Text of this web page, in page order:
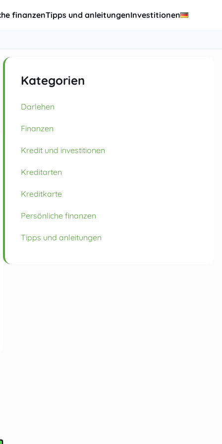
finanzenTipps und anleitungenInvestitionen
Kategorien
Darlehen
Finanzen
Kredit und investitionen
Kreditarten
Kreditkarte
Persönliche finanzen
Tipps und anleitungen